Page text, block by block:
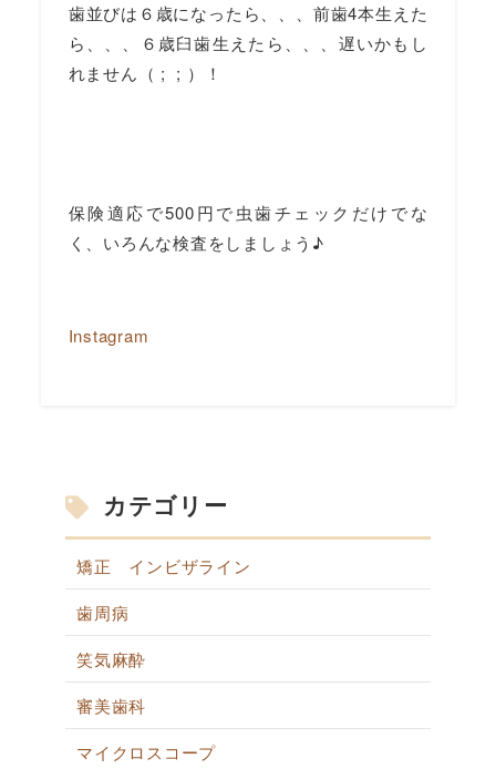
歯並びは６歳になったら、、、前歯4本生えた
ら、、、６歳臼歯生えたら、、、遅いかもし
れません（ ; ; ）！
保険適応で500円で虫歯チェックだけでな
く、いろんな検査をしましょう♪
Instagram
カテゴリー
矯正 インビザライン
歯周病
笑気麻酔
審美歯科
マイクロスコープ